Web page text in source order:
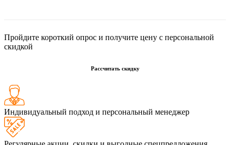
Пройдите короткий опрос и получите цену с персональной
скидкой
Рассчитать скидку
Индивидуальный подход и персональный менеджер